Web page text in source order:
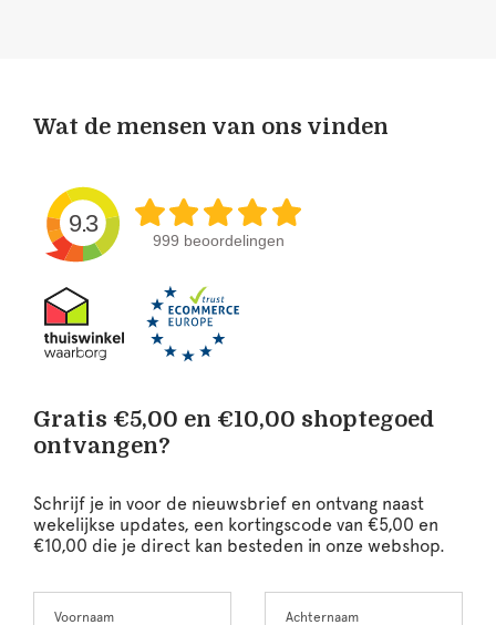
Wat de mensen van ons vinden
9.3
999 beoordelingen
Gratis €5,00 en €10,00 shoptegoed
ontvangen?
Schrijf je in voor de nieuwsbrief en ontvang naast
wekelijkse updates, een kortingscode van €5,00 en
€10,00 die je direct kan besteden in onze webshop.
this